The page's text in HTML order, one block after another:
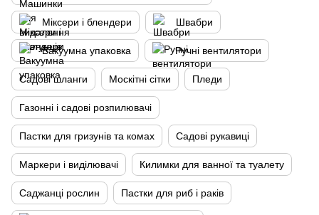
Міксери і блендери Швабри
Вакуумна упаковка Ручні вентилятори
Садові шланги Москітні сітки Пледи
Газонні і садові розпилювачі
Пастки для гризунів та комах Садові рукавиці
Маркери і виділювачі Килимки для ванної та туалету
Саджанці рослин Пастки для риб і раків